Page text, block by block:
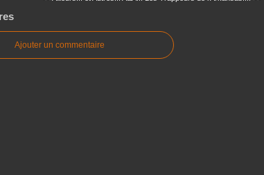
Ajouter un commentaire